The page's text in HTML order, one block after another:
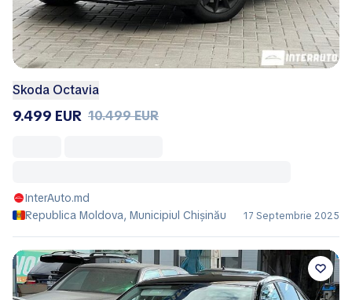
Skoda Octavia
9.499 EUR 10.499 EUR
InterAuto.md
Republica Moldova, Municipiul Chișinău
17 Septembrie 2025